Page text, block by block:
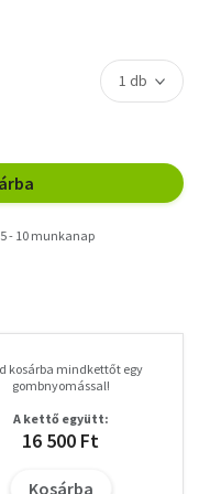
5 - 10 munkanap
kosárba mindkettőt egy
gombnyomással!
A kettő együtt:
16 500 Ft
Kosárba